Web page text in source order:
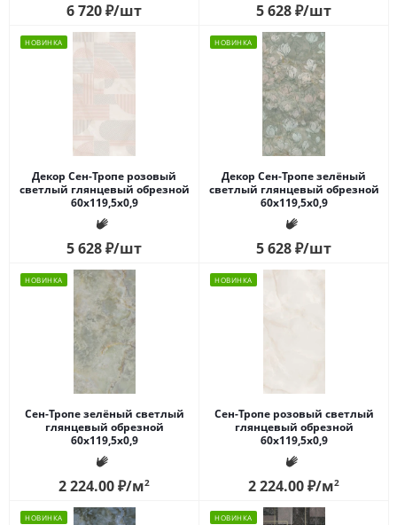
6 720₽/шт 5 628₽/шт
НОВИНКА
Декор Сен-Тропе розовый
светлый глянцевый обрезной
60x119,5x0,9
5 628₽/шт
НОВИНКА
Декор Сен-Тропе зелёный
светлый глянцевый обрезной
60x119,5x0,9
5 628₽/шт
НОВИНКА
Сен-Тропе зелёный светлый
глянцевый обрезной
60x119,5x0,9
2 224.00₽/м2
НОВИНКА
Сен-Тропе розовый светлый
глянцевый обрезной
60x119,5x0,9
2 224.00₽/м2
НОВИНКА НОВИНКА